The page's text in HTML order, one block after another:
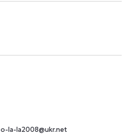
o-la-la2008@ukr.net